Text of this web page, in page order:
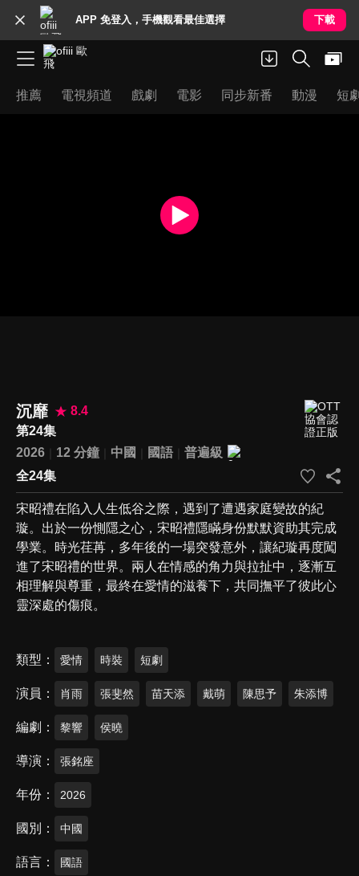
APP 免登入，手機觀看最佳選擇 下載
推薦 電視頻道 戲劇 電影 同步新番 動漫 短
沉靡
8.4
第24集
2026
12 分鐘 中國 國語
普遍級
全24集
宋昭禮在陷入人生低谷之際，遇到了遭遇家庭變故的紀
璇。出於一份惻隱之心，宋昭禮隱瞞身份默默資助其完成
學業。時光荏苒，多年後的一場突發意外，讓紀璇再度闖
進了宋昭禮的世界。兩人在情感的角力與拉扯中，逐漸互
相理解與尊重，最終在愛情的滋養下，共同撫平了彼此心
靈深處的傷痕。
類型 愛情 時裝 短劇
演員 肖雨 張斐然 苗天添 戴萌 陳思予 朱添博
編劇 黎響 侯曉
導演 張銘座
年份 2026
國別 中國
語言 國語